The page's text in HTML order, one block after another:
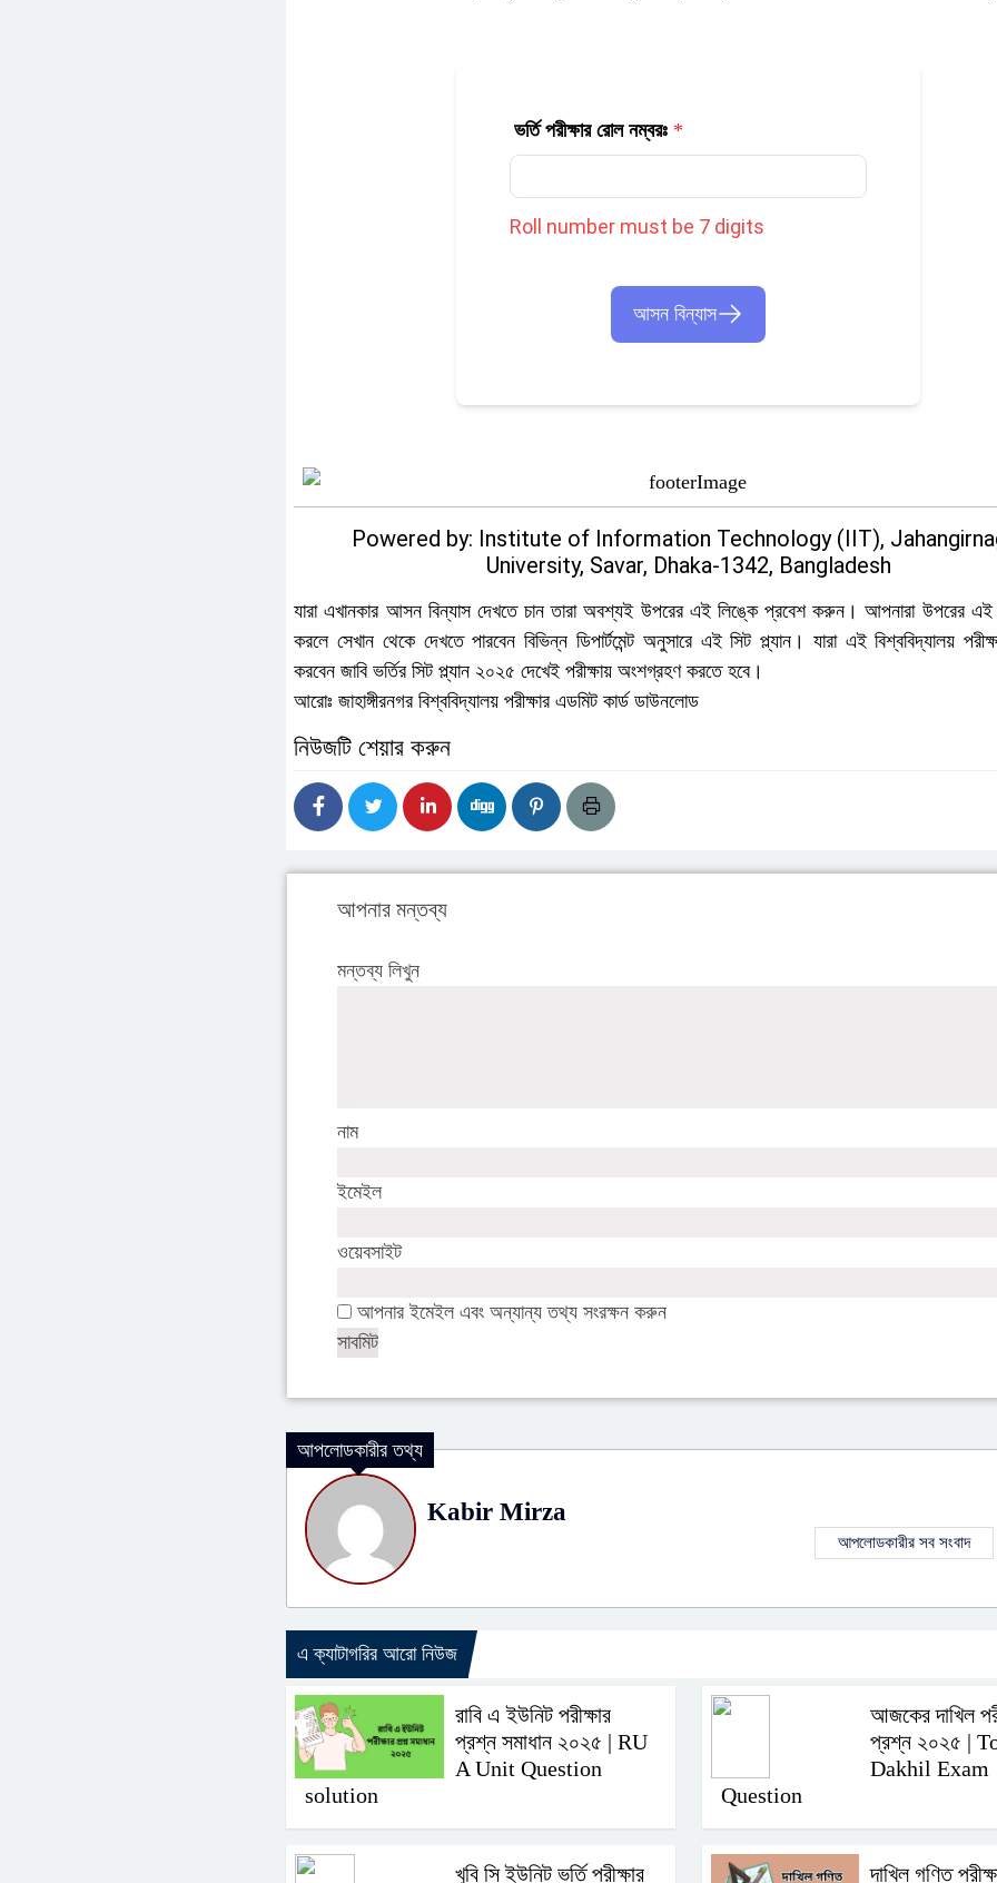
ভর্তি পরীক্ষার রোল নম্বরঃ *
Roll number must be 7 digits
আসন বিন্যাস
Powered by: Institute of Information Technology (IIT),
University, Savar, Dhaka-1342, Bangladesh
যারা এখানকার আসন বিন্যাস দেখতে চান তারা অবশ্যই উপরের এই লিঙ্কে প্রবেশ করুন। আপনারা উপরের এই
করলে সেখান থেকে দেখতে পারবেন বিভিন্ন ডিপার্টমেন্ট অনুসারে এই সিট প্ল্যান। যারা এই বিশ্ববিদ্যালয়
করবেন জাবি ভর্তির সিট প্ল্যান ২০২৫ দেখেই পরীক্ষায় অংশগ্রহণ করতে হবে।
আরোঃজাহাঙ্গীরনগর বিশ্ববিদ্যালয় পরীক্ষার এডমিট কার্ড ডাউনলোড
নিউজটি শেয়ার করুন
আপনার মন্তব্য
মন্তব্য লিখুন
নাম
ইমেইল
ওয়েবসাইট
আপনার ইমেইল এবং অন্যান্য তথ্য সংরক্ষন করুন
আপলোডকারীর তথ্য
Kabir Mirza
আপলোডকারীর সব সংবাদ
এ ক্যাটাগরির আরো নিউজ
রাবি এ ইউনিট পরীক্ষার
প্রশ্ন সমাধান ২০২৫ | RU
A Unit Question
solution
আজকের দাখিল
প্রশ্ন ২০২৫ |
Dakhil Exam
Question
খুবি সি ইউনিট ভর্তি পরীক্ষার দাখিল গণিত